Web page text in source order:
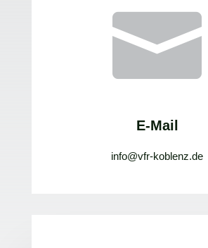

E-Mail
info@vfr-koblenz.de